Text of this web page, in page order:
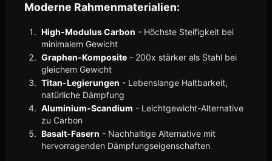
Moderne Rahmenmaterialien:
High-Modulus Carbon - Höchste Steifigkeit bei
minimalem Gewicht
Graphen-Komposite - 200x stärker als Stahl bei
gleichem Gewicht
Titan-Legierungen - Lebenslange Haltbarkeit,
natürliche Dämpfung
Aluminium-Scandium - Leichtgewicht-Alternative
zu Carbon
Basalt-Fasern - Nachhaltige Alternative mit
hervorragenden Dämpfungseigenschaften